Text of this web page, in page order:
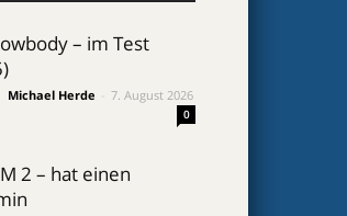
– im Test
Michael Herde 7. August 2026
0
2 – hat einen